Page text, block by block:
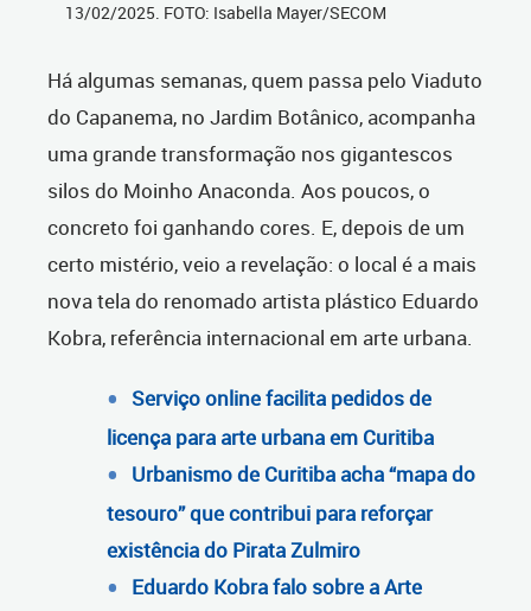
13/02/2025. FOTO: Isabella Mayer/SECOM
Há algumas semanas, quem passa pelo Viaduto
do Capanema, no Jardim Botânico, acompanha
uma grande transformação nos gigantescos
silos do Moinho Anaconda. Aos poucos, o
concreto foi ganhando cores. E, depois de um
certo mistério, veio a revelação: o local é a mais
nova tela do renomado artista plástico Eduardo
Kobra, referência internacional em arte urbana.
Serviço online facilita pedidos de
licença para arte urbana em Curitiba
Urbanismo de Curitiba acha “mapa do
tesouro” que contribui para reforçar
existência do Pirata Zulmiro
Eduardo Kobra falo sobre a Arte